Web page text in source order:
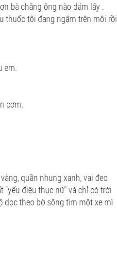
bà chằng ông nào dám lấy .
thuốc tôi đang ngậm trên môi rồi
em.
cơm.
quần nhung xanh, vai đeo
"yểu điệu thục nữ" và chỉ có trời
dọc theo bờ sông tìm một xe mì